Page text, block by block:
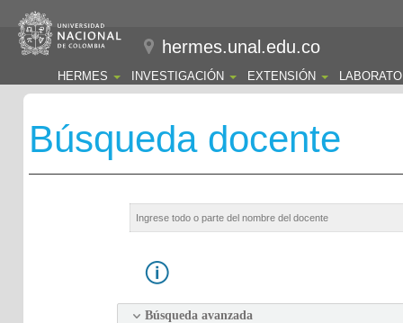
hermes.unal.edu.co
HERMES INVESTIGACIÓN EXTENSIÓN
Búsqueda docente
Búsqueda avanzada